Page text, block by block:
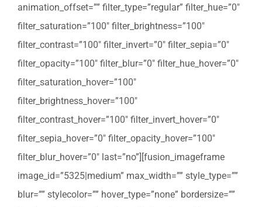
animation_offset=”” filter_type=”regular” filter_hue=”0″
filter_saturation=”100″ filter_brightness=”100″
filter_contrast=”100″ filter_invert=”0″ filter_sepia=”0″
filter_opacity=”100″ filter_blur=”0″ filter_hue_hover=”0″
filter_saturation_hover=”100″
filter_brightness_hover=”100″
filter_contrast_hover=”100″ filter_invert_hover=”0″
filter_sepia_hover=”0″ filter_opacity_hover=”100″
filter_blur_hover=”0″ last=”no”][fusion_imageframe
image_id=”5325|medium” max_width=”” style_type=””
blur=”” stylecolor=”” hover_type=”none” bordersize=””